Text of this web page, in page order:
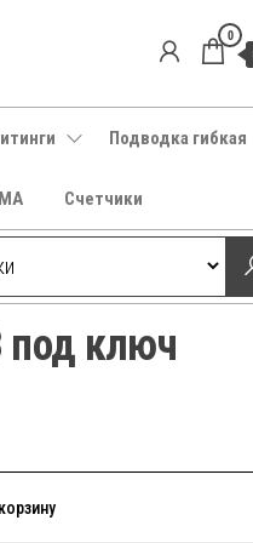
0
Подводка гибкая
Счетчики
под ключ